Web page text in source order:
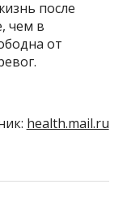
после
чем в
от
health.mail.ru